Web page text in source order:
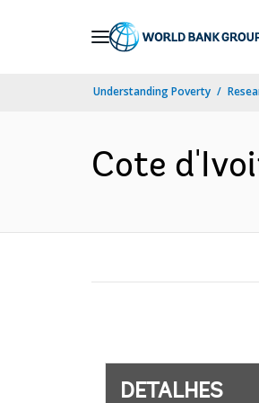
Understanding Poverty
Cote
DETALHES